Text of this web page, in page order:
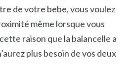
de votre bebe, vous voulez
même lorsque vous
raison que la balancelle a
plus besoin de vos deux